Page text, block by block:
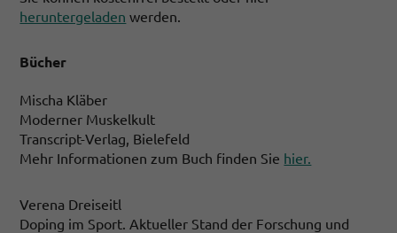
heruntergeladen werden.
Bücher
Mischa Kläber
Moderner Muskelkult
Transcript-Verlag, Bielefeld
Mehr Informationen zum Buch finden Sie hier.
Verena Dreiseitl
Doping im Sport. Aktueller Stand der Forschung und